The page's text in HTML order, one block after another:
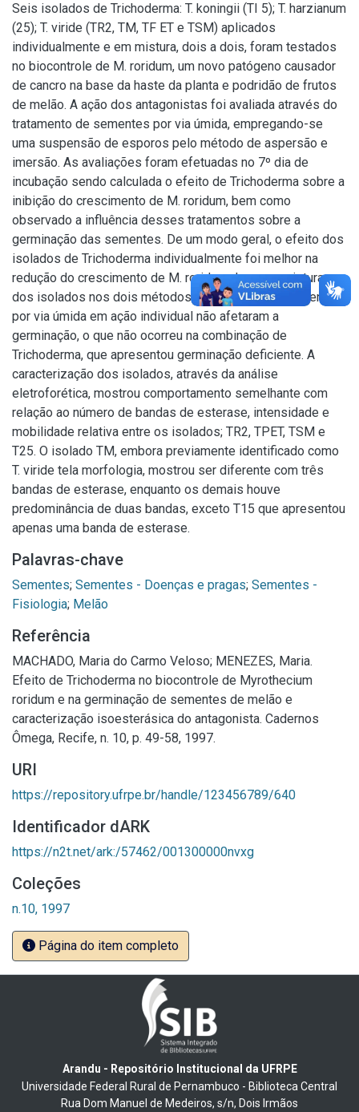
Seis isolados de Trichoderma: T. koningii (TI 5); T. harzianum
(25); T. viride (TR2, TM, TF ET e TSM) aplicados
individualmente e em mistura, dois a dois, foram testados
no biocontrole de M. roridum, um novo patógeno causador
de cancro na base da haste da planta e podridão de frutos
de melão. A ação dos antagonistas foi avaliada através do
tratamento de sementes por via úmida, empregando-se
uma suspensão de esporos pelo método de aspersão e
imersão. As avaliações foram efetuadas no 7º dia de
incubação sendo calculada o efeito de Trichoderma sobre a
inibição do crescimento de M. roridum, bem como
observado a influência desses tratamentos sobre a
germinação das sementes. De um modo geral, o efeito dos
isolados de Trichoderma individualmente foi melhor na
redução do crescimento de M. roridum do que a mistura
dos isolados nos dois métodos aplicados. Os tratamentos
por via úmida em ação individual não afetaram a
germinação, o que não ocorreu na combinação de
Trichoderma, que apresentou germinação deficiente. A
caracterização dos isolados, através da análise
eletroforética, mostrou comportamento semelhante com
relação ao número de bandas de esterase, intensidade e
mobilidade relativa entre os isolados; TR2, TPET, TSM e
T25. O isolado TM, embora previamente identificado como
T. viride tela morfologia, mostrou ser diferente com três
bandas de esterase, enquanto os demais houve
predominância de duas bandas, exceto T15 que apresentou
apenas uma banda de esterase.
Palavras-chave
Sementes; Sementes - Doenças e pragas; Sementes -
Fisiologia; Melão
Referência
MACHADO, Maria do Carmo Veloso; MENEZES, Maria.
Efeito de Trichoderma no biocontrole de Myrothecium
roridum e na germinação de sementes de melão e
caracterização isoesterásica do antagonista. Cadernos
Ômega, Recife, n. 10, p. 49-58, 1997.
URI
https://repository.ufrpe.br/handle/123456789/640
Identificador dARK
https://n2t.net/ark:/57462/001300000nvxg
Coleções
n.10, 1997
Página do item completo
Arandu - Repositório Institucional da UFRPE
Universidade Federal Rural de Pernambuco - Biblioteca Central
Rua Dom Manuel de Medeiros, s/n, Dois Irmãos